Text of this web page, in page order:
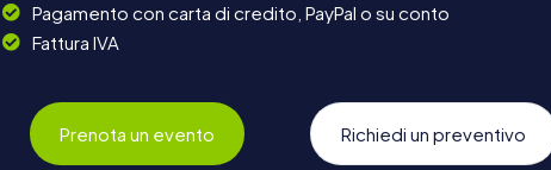
Pagamento con carta di credito, PayPal o su conto
Fattura IVA
Prenota un evento Richiedi un preventivo